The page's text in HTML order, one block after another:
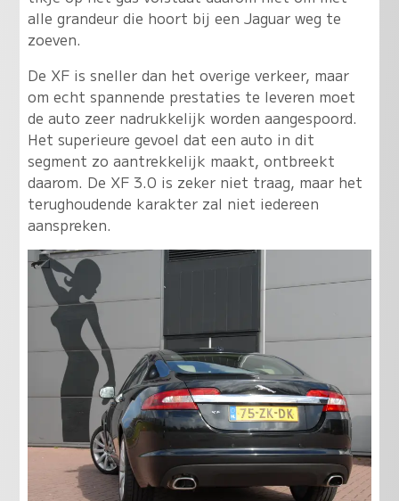
alle grandeur die hoort bij een Jaguar weg te
zoeven.
De XF is sneller dan het overige verkeer, maar
om echt spannende prestaties te leveren moet
de auto zeer nadrukkelijk worden aangespoord.
Het superieure gevoel dat een auto in dit
segment zo aantrekkelijk maakt, ontbreekt
daarom. De XF 3.0 is zeker niet traag, maar het
terughoudende karakter zal niet iedereen
aanspreken.